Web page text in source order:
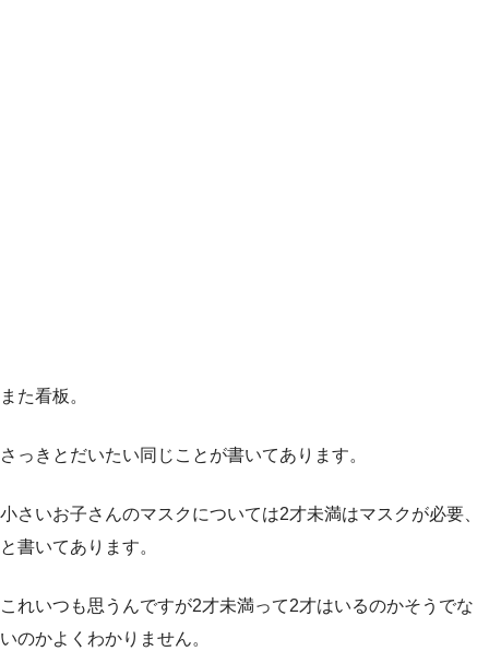
また看板。
さっきとだいたい同じことが書いてあります。
小さいお子さんのマスクについては2才未満はマスクが必要、
と書いてあります。
これいつも思うんですが2才未満って2才はいるのかそうでな
いのかよくわかりません。